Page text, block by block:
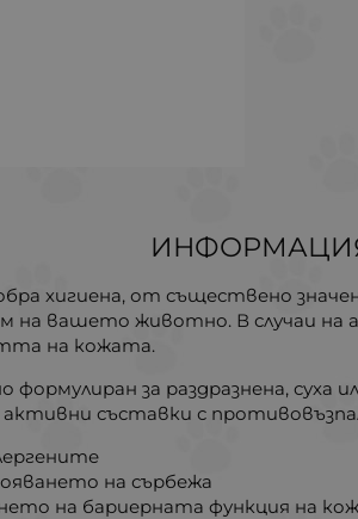
хигиена, от съществено
на вашето животно. В случаи
на кожата.
формулиран за раздразнена,
съставки с
на сърбежа
на бариерната функция на